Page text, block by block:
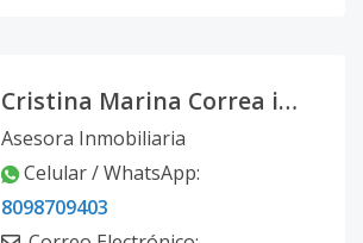
Cristina Marina Correa infante
Asesora Inmobiliaria
Celular / WhatsApp:
8098709403